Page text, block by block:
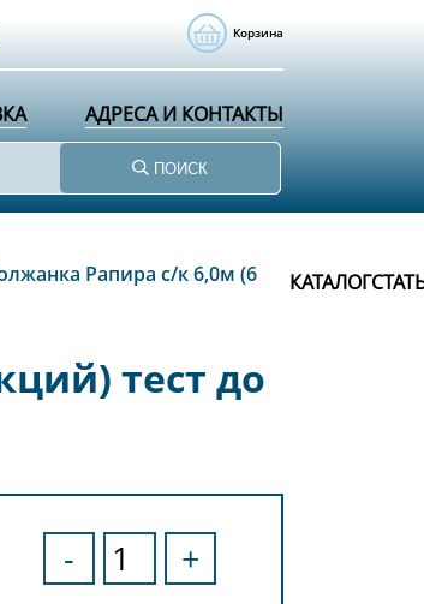
КАТАЛОГ
Корзина
АДРЕСА И КОНТАКТЫ
ПОИСК
Рапира с/к 6,0м (6
тест до
- +